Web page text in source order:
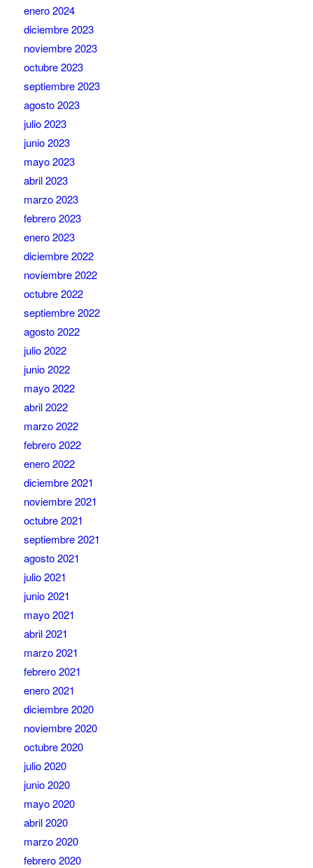
enero 2024
diciembre 2023
noviembre 2023
octubre 2023
septiembre 2023
agosto 2023
julio 2023
junio 2023
mayo 2023
abril 2023
marzo 2023
febrero 2023
enero 2023
diciembre 2022
noviembre 2022
octubre 2022
septiembre 2022
agosto 2022
julio 2022
junio 2022
mayo 2022
abril 2022
marzo 2022
febrero 2022
enero 2022
diciembre 2021
noviembre 2021
octubre 2021
septiembre 2021
agosto 2021
julio 2021
junio 2021
mayo 2021
abril 2021
marzo 2021
febrero 2021
enero 2021
diciembre 2020
noviembre 2020
octubre 2020
julio 2020
junio 2020
mayo 2020
abril 2020
marzo 2020
febrero 2020